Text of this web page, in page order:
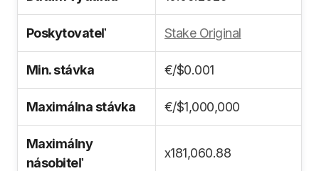
Poskytovateľ Stake Original
Min. stávka €/$0.001
Maximálna stávka €/$1,000,000
Maximálny
násobiteľ
x181,060.88